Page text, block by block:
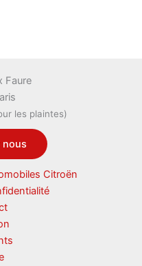
Faure
les plaintes)
nous
Citroën